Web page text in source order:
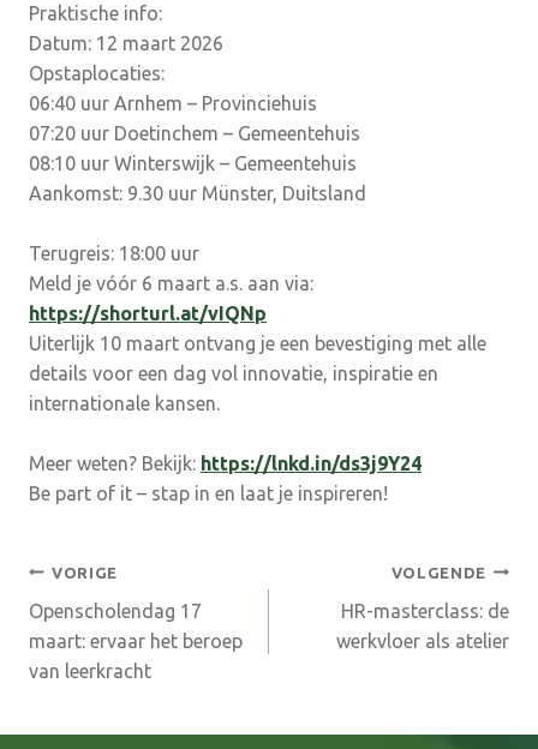
Praktische info:
Datum: 12 maart 2026
Opstaplocaties:
06:40 uur Arnhem – Provinciehuis
07:20 uur Doetinchem – Gemeentehuis
08:10 uur Winterswijk – Gemeentehuis
Aankomst: 9.30 uur Münster, Duitsland
Terugreis: 18:00 uur
Meld je vóór 6 maart a.s. aan via:
https://shorturl.at/vIQNp
Uiterlijk 10 maart ontvang je een bevestiging met alle
details voor een dag vol innovatie, inspiratie en
internationale kansen.
Meer weten? Bekijk: https://lnkd.in/ds3j9Y24
Be part of it – stap in en laat je inspireren!
Bericht
navigatie
VORIGE
Openscholendag 17
maart: ervaar het beroep
van leerkracht
VOLGENDE
HR-masterclass: de
werkvloer als atelier